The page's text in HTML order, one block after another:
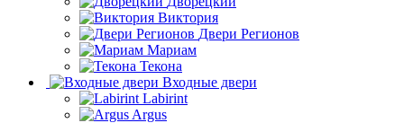
Виктория
Двери Регионов
Мариам
Текона
Входные двери
Labirint
Argus